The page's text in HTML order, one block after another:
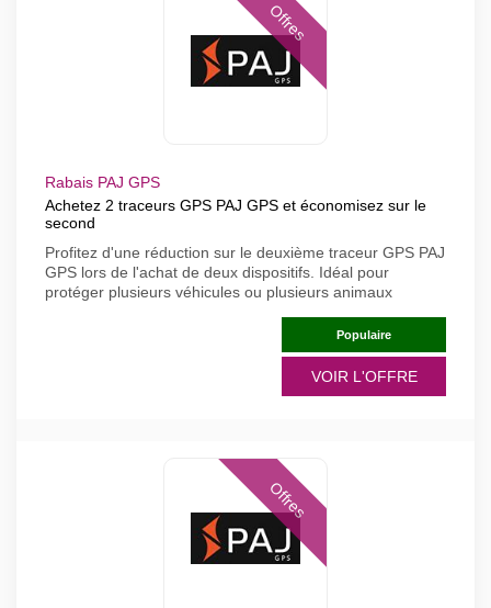
Offres
Rabais PAJ GPS
Achetez 2 traceurs GPS PAJ GPS et économisez sur le
second
Profitez d'une réduction sur le deuxième traceur GPS PAJ
GPS lors de l'achat de deux dispositifs. Idéal pour
protéger plusieurs véhicules ou plusieurs animaux
Populaire
VOIR L'OFFRE
Offres